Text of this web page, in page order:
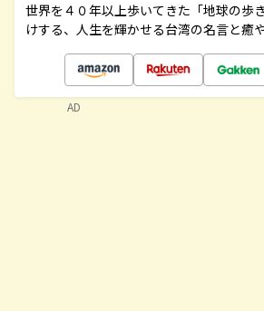
世界を４０年以上歩いてきた「地球の歩
けする、人生を輝かせる台湾の名言と癒
AD